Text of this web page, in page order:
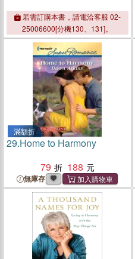
若需訂購本書，請電洽客服 02-
25006600[分機130、131]。
滿額折
29.Home to Harmony
79
188
無庫存